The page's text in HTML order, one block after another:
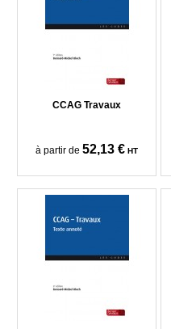
CCAG Travaux
à partir de 52,13 € HT